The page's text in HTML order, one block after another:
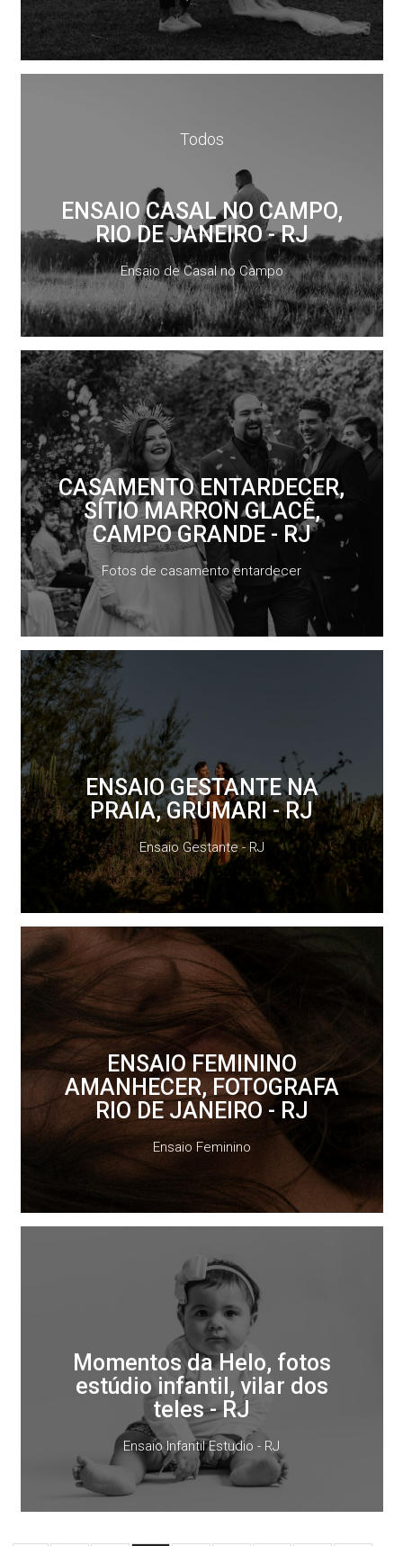
Todos
ENSAIO CASAL NO CAMPO,
RIO DE JANEIRO - RJ
Ensaio de Casal no Campo
CASAMENTO ENTARDECER,
SÍTIO MARRON GLACÊ,
CAMPO GRANDE - RJ
Fotos de casamento entardecer
ENSAIO GESTANTE NA
PRAIA, GRUMARI - RJ
Ensaio Gestante - RJ
ENSAIO FEMININO
AMANHECER, FOTOGRAFA
RIO DE JANEIRO - RJ
Ensaio Feminino
Momentos da Helo, fotos
estúdio infantil, vilar dos
teles - RJ
Ensaio Infantil Estudio - RJ